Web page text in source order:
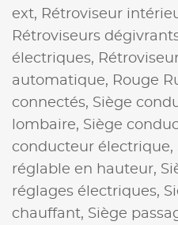
ext, Rétroviseur
Rétroviseurs
électriques,
automatique, Rouge
connectés, Siège
lombaire, Siège
conducteur électrique,
réglable en hauteur,
réglages électriques,
chauffant, Siège